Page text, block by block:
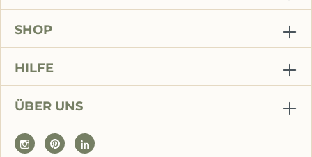
SHOP
HILFE
ÜBER UNS